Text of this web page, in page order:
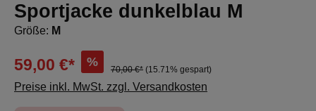
Sportjacke dunkelblau M
Größe: M
59,00 €* %
70,00 €* (15.71% gespart)
Preise inkl. MwSt. zzgl. Versandkosten